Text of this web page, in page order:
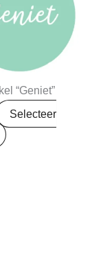
“Geniet”
Selecteer